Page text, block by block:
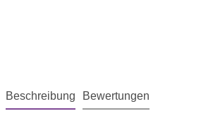
Beschreibung Bewertungen